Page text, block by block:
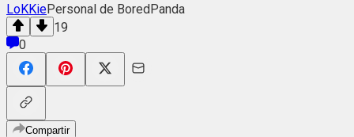
LoKKiePersonal de BoredPanda
19
0
Compartir